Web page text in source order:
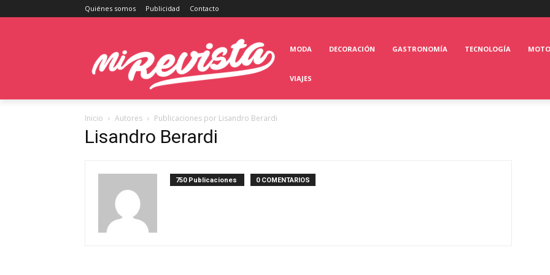
Quiénes somos Publicidad Contacto
MODA DECORACIÓN GASTRONOMÍA TECNOLOGÍA
VIAJES
Inicio Autores Publicaciones por Lisandro Berardi
Lisandro Berardi
750 Publicaciones 0 COMENTARIOS